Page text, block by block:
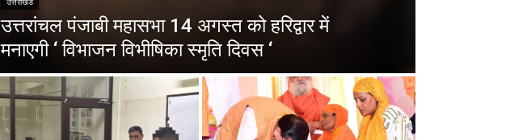
उत्तराखंड
उत्तरांचल पंजाबी महासभा 14 अगस्त को हरिद्वार में
मनाएगी ‘ विभाजन विभीषिका स्मृति दिवस ‘